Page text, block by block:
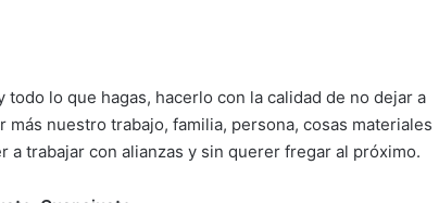
lo que hagas, hacerlo con la calidad de no dejar a
nuestro trabajo, familia, persona, cosas materiales
trabajar con alianzas y sin querer fregar al próximo.